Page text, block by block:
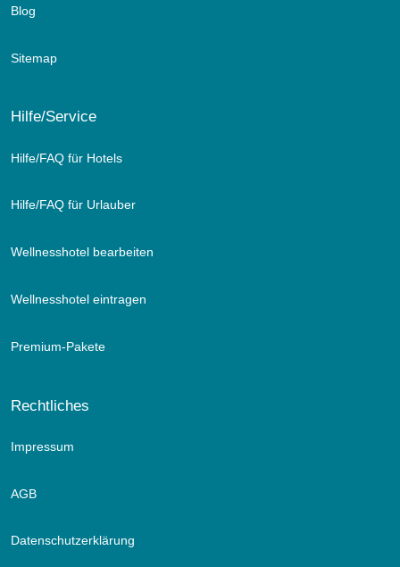
Blog
Sitemap
Hilfe/Service
Hilfe/FAQ für Hotels
Hilfe/FAQ für Urlauber
Wellnesshotel bearbeiten
Wellnesshotel eintragen
Premium-Pakete
Rechtliches
Impressum
AGB
Datenschutzerklärung